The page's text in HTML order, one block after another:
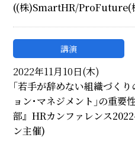
((株)SmartHR/ProFuture(
講演
2022年11月10日(木)
｢若手が辞めない組織づく
ョン･マネジメント｣の重要
部』HRカンファレンス
ン主催)